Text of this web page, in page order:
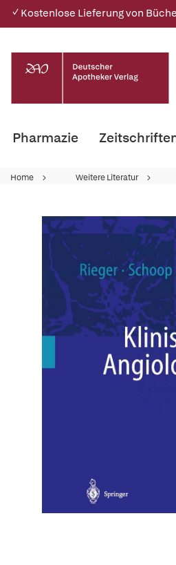
✓ Kostenlose Lieferung von
Pharmazie
Home Weitere Literatur